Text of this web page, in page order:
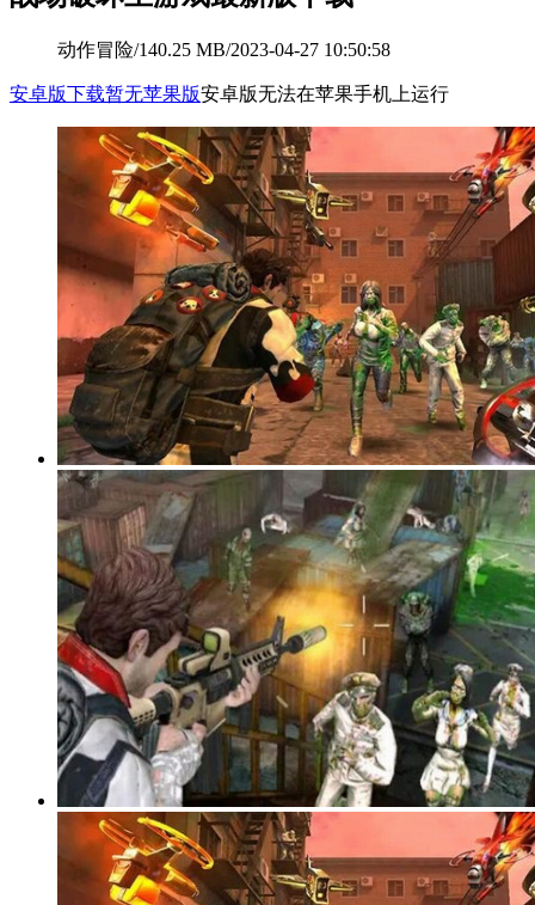
动作冒险/140.25 MB/2023-04-27 10:50:58
安卓版下载暂无苹果版安卓版无法在苹果手机上运行